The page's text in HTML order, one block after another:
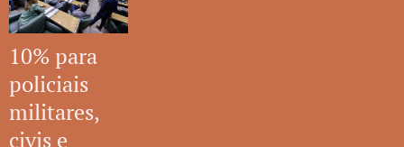
10% para
policiais
militares,
civis e